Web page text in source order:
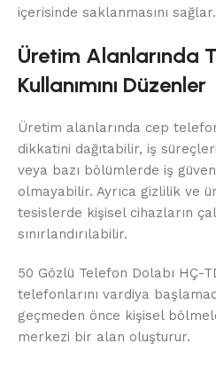
içerisinde saklanmasını sağlar.
Üretim Alanlarında
Kullanımını Düzenler
Üretim alanlarında cep
dikkatini dağıtabilir, iş
veya bazı bölümlerde iş
olmayabilir. Ayrıca gizlilik ve
tesislerde kişisel cihazların
sınırlandırılabilir.
50 Gözlü Telefon Dolabı HÇ-
telefonlarını vardiya
geçmeden önce kişisel
merkezi bir alan oluşturur.